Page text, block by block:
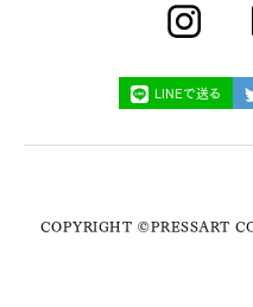
LINEで送る
COPYRIGHT ©PRESSART